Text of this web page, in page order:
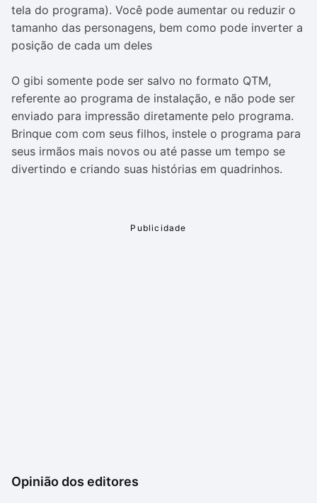
tela do programa). Você pode aumentar ou reduzir o
tamanho das personagens, bem como pode inverter a
posição de cada um deles
O gibi somente pode ser salvo no formato QTM,
referente ao programa de instalação, e não pode ser
enviado para impressão diretamente pelo programa.
Brinque com com seus filhos, instele o programa para
seus irmãos mais novos ou até passe um tempo se
divertindo e criando suas histórias em quadrinhos.
Opinião dos editores